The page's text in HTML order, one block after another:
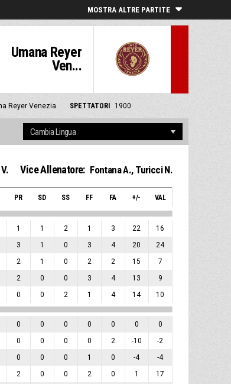
MOSTRA ALTRE PARTITE
Umana Reyer
Ven...
Reyer Venezia SPETTATORI 1900
Vice Allenatore: Fontana A., Turicci N.
PR SD SS FF FA +/- VAL
1 1 2 1 3 22 16
3 1 0 3 4 20 24
2 1 0 2 2 15 7
2 0 0 3 4 13 9
0 0 2 1 4 14 10
0 0 0 0 0 0 0
0 0 0 0 2 -10 -2
0 0 0 1 0 -4 -4
2 0 0 2 0 1 17